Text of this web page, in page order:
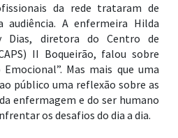
da rede trataram de
A enfermeira Hilda
Dias, diretora do Centro de
II Boqueirão, falou sobre
Mas mais que uma
público uma reflexão sobre as
enfermagem e do ser humano
os desafios do dia a dia.